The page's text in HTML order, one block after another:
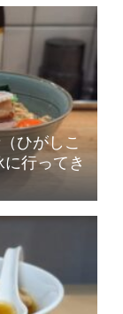
ひがしこ
に行ってき